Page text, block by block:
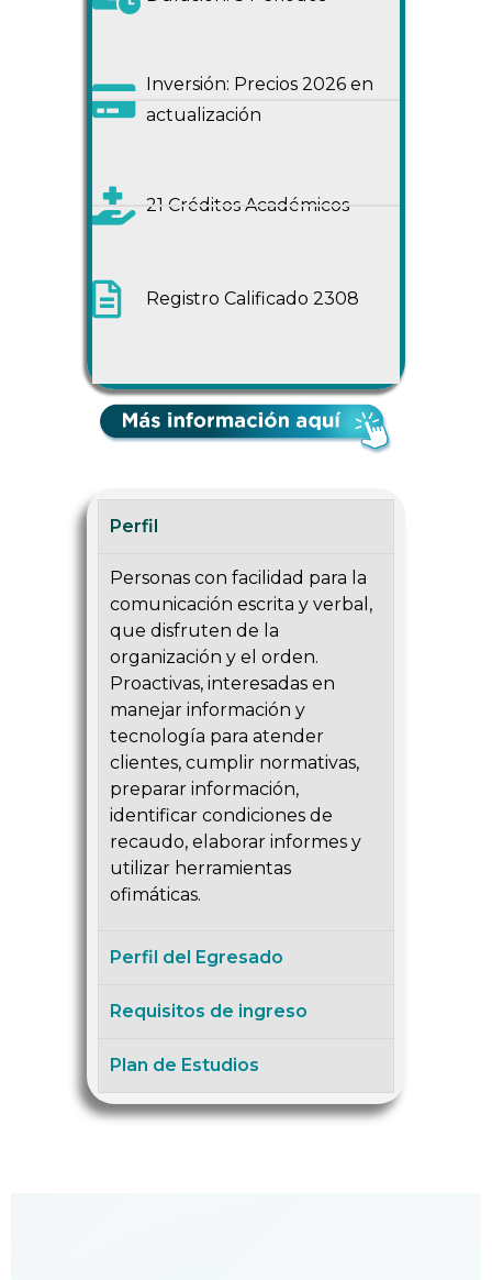
Inversión: Precios 2026 en
actualización
21 Créditos Académicos
Registro Calificado 2308
Perfil
Personas con facilidad para la
comunicación escrita y verbal,
que disfruten de la
organización y el orden.
Proactivas, interesadas en
manejar información y
tecnología para atender
clientes, cumplir normativas,
preparar información,
identificar condiciones de
recaudo, elaborar informes y
utilizar herramientas
ofimáticas.
Perfil del Egresado
Requisitos de ingreso
Plan de Estudios